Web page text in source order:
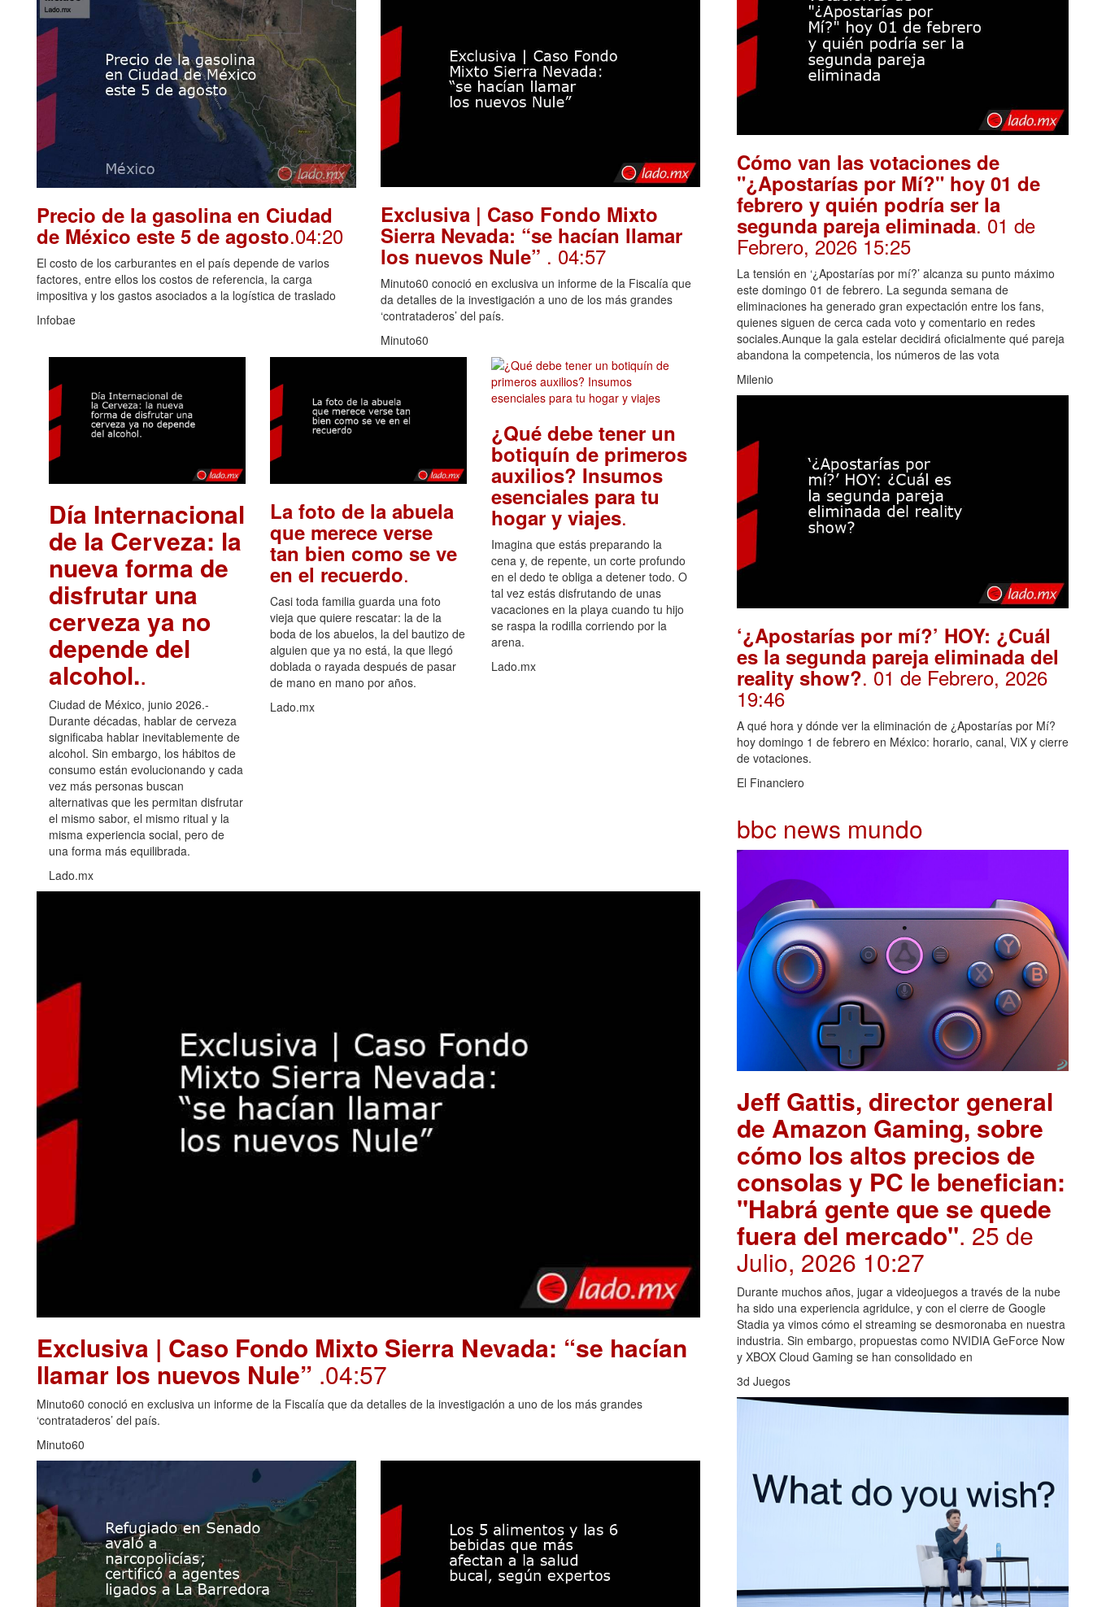
Precio de la gasolina en Ciudad
de México este 5 de agosto.04:20
El costo de los carburantes en el país depende de varios
factores, entre ellos los costos de referencia, la carga
impositiva y los gastos asociados a la logística de traslado
Infobae
Exclusiva | Caso Fondo Mixto
Sierra Nevada: “se hacían llamar
los nuevos Nule” . 04:57
Minuto60 conoció en exclusiva un informe de la Fiscalía que
da detalles de la investigación a uno de los más grandes
‘contrataderos’ del país.
Minuto60
Día Internacional
de la Cerveza: la
nueva forma de
disfrutar una
cerveza ya no
depende del
alcohol..
Ciudad de México, junio 2026.-
Durante décadas, hablar de cerveza
significaba hablar inevitablemente de
alcohol. Sin embargo, los hábitos de
consumo están evolucionando y cada
vez más personas buscan
alternativas que les permitan disfrutar
el mismo sabor, el mismo ritual y la
misma experiencia social, pero de
una forma más equilibrada.
Lado.mx
La foto de la abuela
que merece verse
tan bien como se ve
en el recuerdo.
Casi toda familia guarda una foto
vieja que quiere rescatar: la de la
boda de los abuelos, la del bautizo de
alguien que ya no está, la que llegó
doblada o rayada después de pasar
de mano en mano por años.
Lado.mx
¿Qué debe tener un
botiquín de primeros
auxilios? Insumos
esenciales para tu
hogar y viajes.
Imagina que estás preparando la
cena y, de repente, un corte profundo
en el dedo te obliga a detener todo. O
tal vez estás disfrutando de unas
vacaciones en la playa cuando tu hijo
se raspa la rodilla corriendo por la
arena.
Lado.mx
Exclusiva | Caso Fondo Mixto Sierra Nevada: “se hacían
llamar los nuevos Nule” .04:57
Minuto60 conoció en exclusiva un informe de la Fiscalía que da detalles de la investigación a uno de los más grandes
‘contrataderos’ del país.
Minuto60
Cómo van las votaciones de
"¿Apostarías por Mí?" hoy 01 de
febrero y quién podría ser la
segunda pareja eliminada. 01 de
Febrero, 2026 15:25
La tensión en ‘¿Apostarías por mí?’ alcanza su punto máximo
este domingo 01 de febrero. La segunda semana de
eliminaciones ha generado gran expectación entre los fans,
quienes siguen de cerca cada voto y comentario en redes
sociales.Aunque la gala estelar decidirá oficialmente qué pareja
abandona la competencia, los números de las vota
Milenio
‘¿Apostarías por mí?’ HOY: ¿Cuál
es la segunda pareja eliminada del
reality show?. 01 de Febrero, 2026
19:46
A qué hora y dónde ver la eliminación de ¿Apostarías por Mí?
hoy domingo 1 de febrero en México: horario, canal, ViX y cierre
de votaciones.
El Financiero
bbc news mundo
Jeff Gattis, director general
de Amazon Gaming, sobre
cómo los altos precios de
consolas y PC le benefician:
"Habrá gente que se quede
fuera del mercado". 25 de
Julio, 2026 10:27
Durante muchos años, jugar a videojuegos a través de la nube
ha sido una experiencia agridulce, y con el cierre de Google
Stadia ya vimos cómo el streaming se desmoronaba en nuestra
industria. Sin embargo, propuestas como NVIDIA GeForce Now
y XBOX Cloud Gaming se han consolidado en
3d Juegos